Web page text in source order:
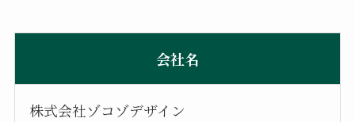
会社名
株式会社ゾコゾデザイン